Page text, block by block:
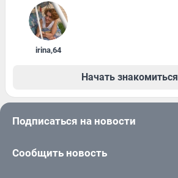
irina,64
Начать знакомиться
Подписаться на новости
Сообщить новость